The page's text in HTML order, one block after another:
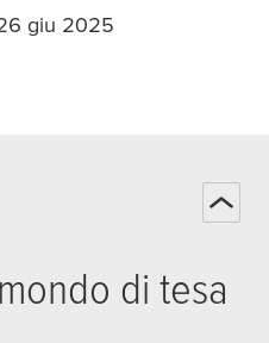
giu 2025
di tesa